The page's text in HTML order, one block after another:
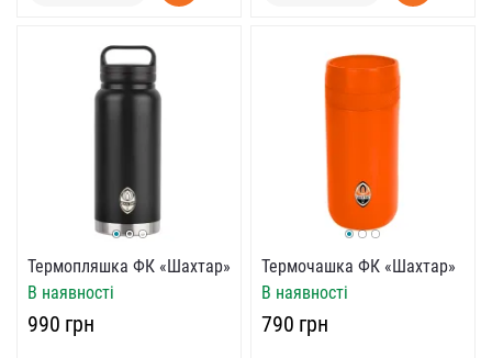
Термопляшка ФК «Шахтар»
В наявності
‍990‍ грн
Термочашка ФК «Шахтар»
В наявності
‍790‍ грн